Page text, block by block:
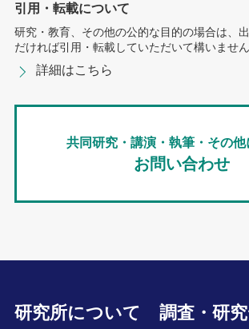
引用・転載について
研究・教育、その他の公的な目的の場合は、
だければ引用・転載していただいて構いません
詳細はこちら
共同研究・講演・執筆・その他
お問い合わせ
研究所について 調査・研